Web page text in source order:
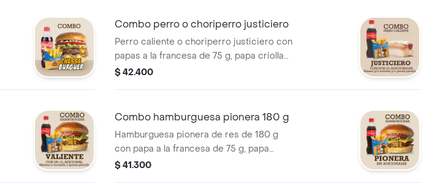
Combo perro o choriperro justiciero
Perro caliente o choriperro justiciero con
papas a la francesa de 75 g, papa criolla
de 100 g o papa casco de 100 g y
$ 42.400
Combo hamburguesa pionera 180 g
Hamburguesa pionera de res de 180 g
con papa a la francesa de 75 g, papa
criolla de 100 g o papa casco de 100 g y
$ 41.300